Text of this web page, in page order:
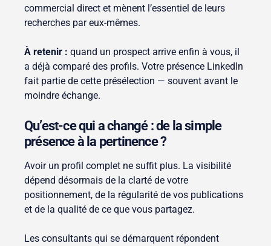
commercial direct et mènent l’essentiel de leurs
recherches par eux-mêmes.
À retenir : quand un prospect arrive enfin à vous, il
a déjà comparé des profils. Votre présence LinkedIn
fait partie de cette présélection — souvent avant le
moindre échange.
Qu’est-ce qui a changé : de la simple
présence à la pertinence ?
Avoir un profil complet ne suffit plus. La visibilité
dépend désormais de la clarté de votre
positionnement, de la régularité de vos publications
et de la qualité de ce que vous partagez.
Les consultants qui se démarquent répondent